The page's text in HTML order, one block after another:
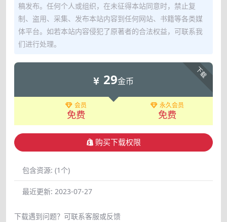
稿发布。任何个人或组织，在未征得本站同意时，禁止复
制、盗用、采集、发布本站内容到任何网站、书籍等各类媒
体平台。如若本站内容侵犯了原著者的合法权益，可联系我
们进行处理。
下载
29金币
会员
免费
永久会员
免费
购买下载权限
包含资源: (1个)
最近更新: 2023-07-27
下载遇到问题？可联系客服或反馈